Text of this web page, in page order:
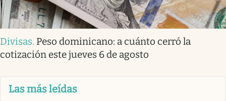
Divisas. Peso dominicano: a cuánto cerró la
cotización este jueves 6 de agosto
Las más leídas